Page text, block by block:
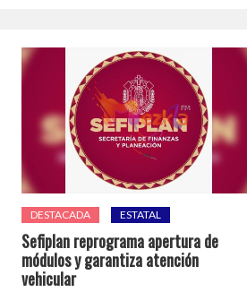
DESTACADA ESTATAL
Sefiplan reprograma apertura de
módulos y garantiza atención
vehicular